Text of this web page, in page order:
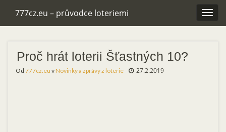
777cz.eu – průvodce loteriemi
Proč hrát loterii Šťastných 10?
Od 777cz.eu vNovinky a zprávy z loterie 27.2.2019